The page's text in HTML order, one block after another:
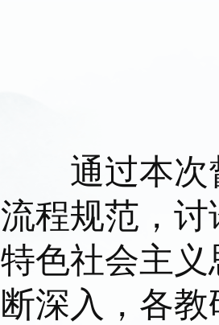
通过本次督
流程规范，
特色社会主义
断深入，各